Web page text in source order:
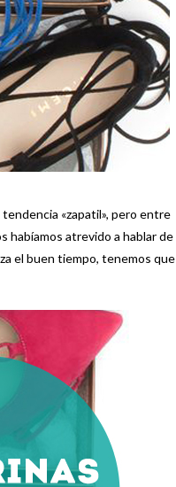
«zapatil», pero entre
habíamos atrevido a hablar de
el buen tiempo, tenemos que